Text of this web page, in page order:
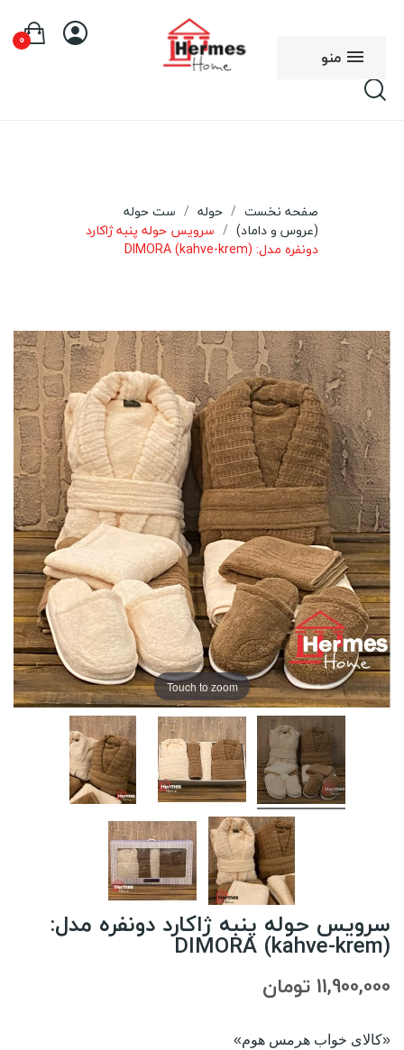
منو
0
صفحه نخست حوله
ست حوله
(عروس و داماد)
سرویس حوله پنبه ژاکارد
دونفره مدل: DIMORA (kahve-krem)
Touch to zoom
سرویس حوله پنبه ژاکارد دونفره مدل:
DIMORA (kahve-krem)
11,900,000 تومان
«کالای خواب هرمس هوم»